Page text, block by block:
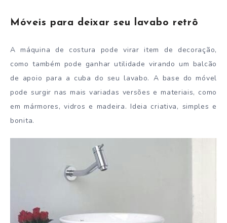
Móveis para deixar seu lavabo retrô
A máquina de costura pode virar item de decoração,
como também pode ganhar utilidade virando um balcão
de apoio para a cuba do seu lavabo. A base do móvel
pode surgir nas mais variadas versões e materiais, como
em mármores, vidros e madeira. Ideia criativa, simples e
bonita.